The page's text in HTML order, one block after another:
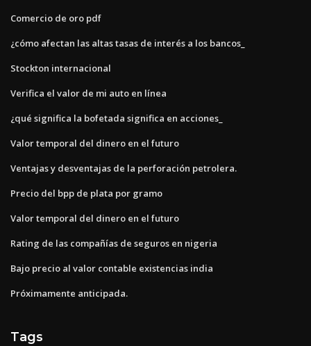
Comercio de oro pdf
¿cómo afectan las altas tasas de interés a los bancos_
Stockton internacional
Verifica el valor de mi auto en línea
¿qué significa la bofetada significa en acciones_
Valor temporal del dinero en el futuro
Ventajas y desventajas de la perforación petrolera.
Precio del bpp de plata por gramo
Valor temporal del dinero en el futuro
Rating de las compañías de seguros en nigeria
Bajo precio al valor contable existencias india
Próximamente anticipada.
Tags